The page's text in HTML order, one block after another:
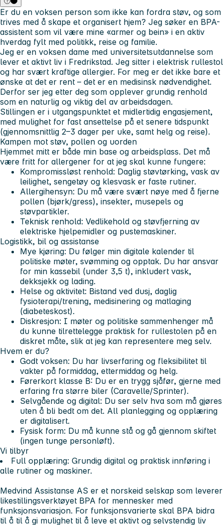
Er du en voksen person som ikke kan fordra støv, og som
trives med å skape et organisert hjem? Jeg søker en BPA-
assistent som vil være mine «armer og bein» i en aktiv
hverdag fylt med politikk, reise og familie.
Jeg er en voksen dame med universitetsutdannelse som
lever et aktivt liv i Fredrikstad. Jeg sitter i elektrisk rullestol
og har svært kraftige allergier. For meg er det ikke bare et
ønske at det er rent – det er en medisinsk nødvendighet.
Derfor ser jeg etter deg som opplever grundig renhold
som en naturlig og viktig del av arbeidsdagen.
Stillingen er i utgangspunktet et midlertidig engasjement,
med mulighet for fast ansettelse på et senere tidspunkt
(gjennomsnittlig 2–3 dager per uke, samt helg og reise).
Kampen mot støv, pollen og uorden
Hjemmet mitt er både min base og arbeidsplass. Det må
være fritt for allergener for at jeg skal kunne fungere:
Kompromissløst renhold: Daglig støvtørking, vask av
leilighet, sengetøy og klesvask er faste rutiner.
Allergihensyn: Du må være svært nøye med å fjerne
pollen (bjørk/gress), insekter, musepels og
støvpartikler.
Teknisk renhold: Vedlikehold og støvfjerning av
elektriske hjelpemidler og pustemaskiner.
Logistikk, bil og assistanse
Mye kjøring: Du følger min digitale kalender til
politiske møter, svømming og opptak. Du har ansvar
for min kassebil (under 3,5 t), inkludert vask,
dekksjekk og lading.
Helse og aktivitet: Bistand ved dusj, daglig
fysioterapi/trening, medisinering og matlaging
(diabeteskost).
Diskresjon: I møter og politiske sammenhenger må
du kunne tilrettelegge praktisk for rullestolen på en
diskret måte, slik at jeg kan representere meg selv.
Hvem er du?
Godt voksen: Du har livserfaring og fleksibilitet til
vakter på formiddag, ettermiddag og helg.
Førerkort klasse B: Du er en trygg sjåfør, gjerne med
erfaring fra større biler (Caravelle/Sprinter).
Selvgående og digital: Du ser selv hva som må gjøres
uten å bli bedt om det. All planlegging og opplæring
er digitalisert.
Fysisk form: Du må kunne stå og gå gjennom skiftet
(ingen tunge personløft).
Vi tilbyr
Full opplæring: Grundig digital og praktisk innføring i
alle rutiner og maskiner.
Medvind Assistanse AS er et norskeid selskap som leverer
likestillingsverktøyet BPA for mennesker med
funksjonsvariasjon. For funksjonsvarierte skal BPA bidra
til å til å gi mulighet til å leve et aktivt og selvstendig liv